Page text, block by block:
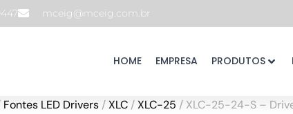
mceig@mceig.com.br
HOME EMPRESA PRODUTOS
Fontes LED Drivers /XLC /XLC-25 / XLC-25-24-S –